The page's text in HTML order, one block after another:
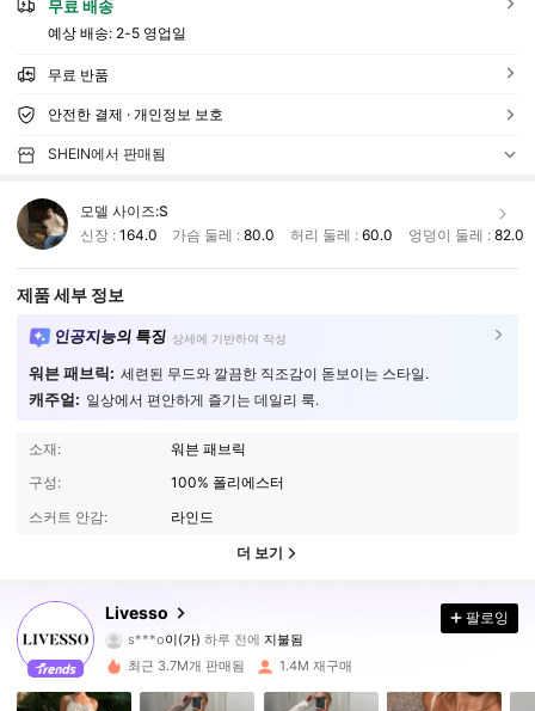
무료 배송
예상 배송: 2-5 영업일
무료 반품
안전한 결제 · 개인정보 보호
SHEIN에서 판매됨
모델 사이즈:S
신장 : 164.0 가슴 둘레 :80.0 허리 둘레 : 60.0 엉덩이 둘레 : 82.0
제품 세부 정보
인공지능의 특징 상세에 기반하여 작성
워븐 패브릭: 세련된 무드와 깔끔한 직조감이 돋보이는 스타일.
캐주얼: 일상에서 편안하게 즐기는 데일리 룩.
소재:
워븐 패브릭
구성:
100% 폴리에스터
스커트 안감:
라인드
더 보기
Livesso
s***o이(가)
s***y다음2시간 전
800K 팔로워
팔로잉
최근 3.7M개 판매됨 1.4M 재구매